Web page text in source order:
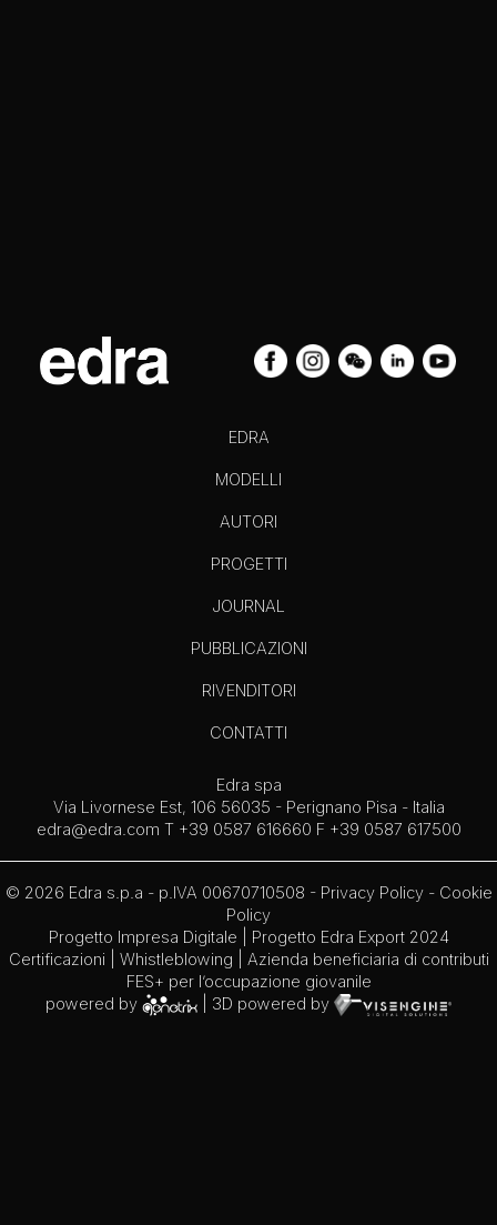
EDRA
MODELLI
AUTORI
PROGETTI
JOURNAL
PUBBLICAZIONI
RIVENDITORI
CONTATTI
Edra spa
Via Livornese Est, 106 56035 - Perignano Pisa - Italia
edra@edra.com T +39 0587 616660 F +39 0587 617500
© 2026 Edra s.p.a - p.IVA 00670710508 - Privacy Policy- Cookie
Policy
Progetto Impresa Digitale
Progetto Edra Export 2024
Certificazioni
Whistleblowing | Azienda beneficiaria di contributi
FES+ per l’occupazione giovanile
powered by
| 3D powered by